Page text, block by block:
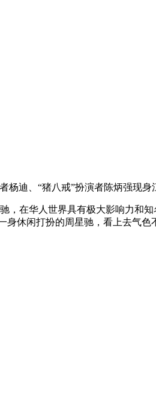
迪、“猪八戒”扮演者陈炳强现身
在华人世界具有极大影响力和知
休闲打扮的周星驰，看上去气